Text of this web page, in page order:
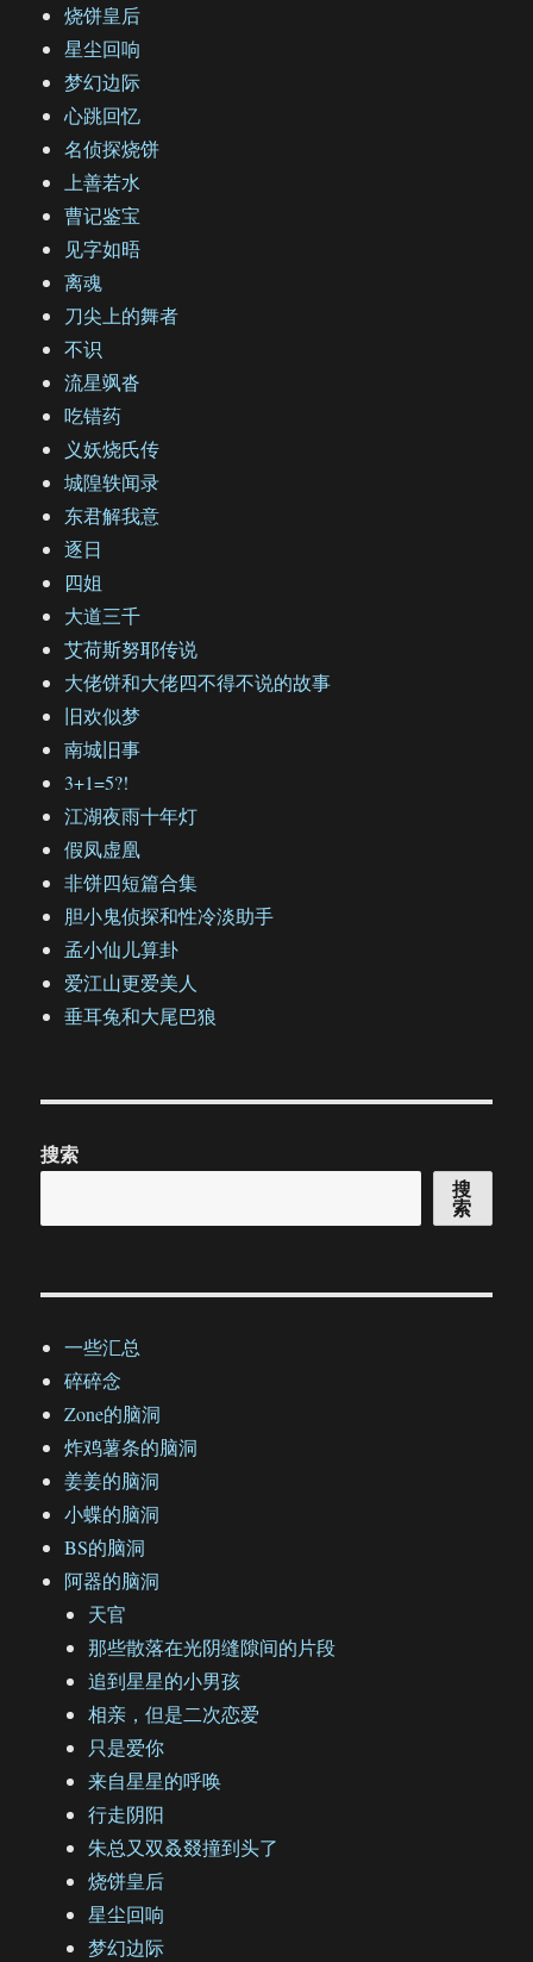
烧饼皇后
星尘回响
梦幻边际
心跳回忆
名侦探烧饼
上善若水
曹记鉴宝
见字如晤
离魂
刀尖上的舞者
不识
流星飒沓
吃错药
义妖烧氏传
城隍轶闻录
东君解我意
逐日
四姐
大道三千
艾荷斯努耶传说
大佬饼和大佬四不得不说的故事
旧欢似梦
南城旧事
3+1=5?!
江湖夜雨十年灯
假凤虚凰
非饼四短篇合集
胆小鬼侦探和性冷淡助手
孟小仙儿算卦
爱江山更爱美人
垂耳兔和大尾巴狼
搜索
搜
索
一些汇总
碎碎念
Zone的脑洞
炸鸡薯条的脑洞
姜姜的脑洞
小蝶的脑洞
BS的脑洞
阿器的脑洞
天官
那些散落在光阴缝隙间的片段
追到星星的小男孩
相亲，但是二次恋爱
只是爱你
来自星星的呼唤
行走阴阳
朱总又双叒叕撞到头了
烧饼皇后
星尘回响
梦幻边际